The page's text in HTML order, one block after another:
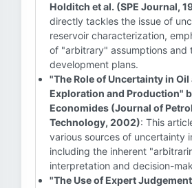
Holditch et al. (SPE Journal,
directly tackles the issue of
reservoir characterization,
of "arbitrary" assumptions and
development plans.
"The Role of Uncertainty in Oil
Exploration and Production"
Economides (Journal of
Technology, 2002): This
various sources of uncertainty
including the inherent
interpretation and decision-
"The Use of Expert